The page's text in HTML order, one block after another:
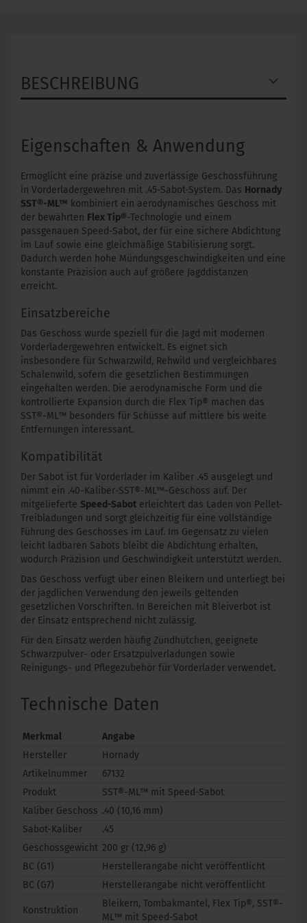
BESCHREIBUNG
Eigenschaften & Anwendung
Ermöglicht eine präzise und zuverlässige Geschossführung
in Vorderladergewehren mit .45-Sabot-System. Das Hornady
SST®-ML™ kombiniert ein aerodynamisches Geschoss mit
der bewährten Flex Tip®-Technologie und einem
passgenauen Speed-Sabot, der für eine sichere Abdichtung
im Lauf sowie eine gleichmäßige Stabilisierung sorgt.
Dadurch werden hohe Mündungsgeschwindigkeiten und eine
konstante Präzision auch auf größere Jagddistanzen
erreicht.
Einsatzbereiche
Das Geschoss wurde speziell für die Jagd mit modernen
Vorderladergewehren entwickelt. Es eignet sich
insbesondere für Schwarzwild, Rehwild und vergleichbares
Schalenwild, sofern die gesetzlichen Bestimmungen
eingehalten werden. Die aerodynamische Form und die
kontrollierte Expansion durch die Flex Tip® machen das
SST®-ML™ besonders für Schüsse auf mittlere bis weite
Entfernungen interessant.
Kompatibilität
Der Sabot ist für Vorderlader im Kaliber .45 ausgelegt und
nimmt ein .40-Kaliber-SST®-ML™-Geschoss auf. Der
mitgelieferte Speed-Sabot erleichtert das Laden von Pellet-
Treibladungen und sorgt gleichzeitig für eine vollständige
Führung des Geschosses im Lauf. Im Gegensatz zu vielen
leicht ladbaren Sabots bleibt die Abdichtung erhalten,
wodurch Präzision und Geschwindigkeit unterstützt werden.
Das Geschoss verfügt über einen Bleikern und unterliegt bei
der jagdlichen Verwendung den jeweils geltenden
gesetzlichen Vorschriften. In Bereichen mit Bleiverbot ist
der Einsatz entsprechend nicht zulässig.
Für den Einsatz werden häufig Zündhütchen, geeignete
Schwarzpulver- oder Ersatzpulverladungen sowie
Reinigungs- und Pflegezubehör für Vorderlader verwendet.
Technische Daten
Merkmal
Angabe
Hersteller
Hornady
Artikelnummer
67132
Produkt
SST®-ML™ mit Speed-Sabot
Kaliber Geschoss .40 (10,16 mm)
Sabot-Kaliber
.45
Geschossgewicht 200 gr (12,96 g)
BC (G1)
Herstellerangabe nicht veröffentlicht
BC (G7)
Herstellerangabe nicht veröffentlicht
Konstruktion
Bleikern, Tombakmantel, Flex Tip®, SST®-
ML™ mit Speed-Sabot